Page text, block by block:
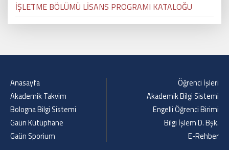
İŞLETME BÖLÜMÜ LİSANS PROGRAMI KATALOĞU
Anasayfa
Akademik Takvim
Bologna Bilgi Sistemi
Gaün Kütüphane
Gaün Sporium
Öğrenci İşleri
Akademik Bilgi Sistemi
Engelli Öğrenci Birimi
Bilgi İşlem D. Bşk.
E-Rehber